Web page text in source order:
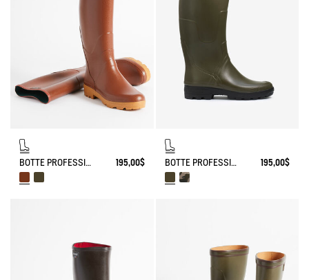
BOTTE PROFESSIONNELLE CHAMBORD 195,00$ BOTTE PROFESSIONNELLE LÉGÈRE BENYL POUR MOLLETS LARGES 195,00$